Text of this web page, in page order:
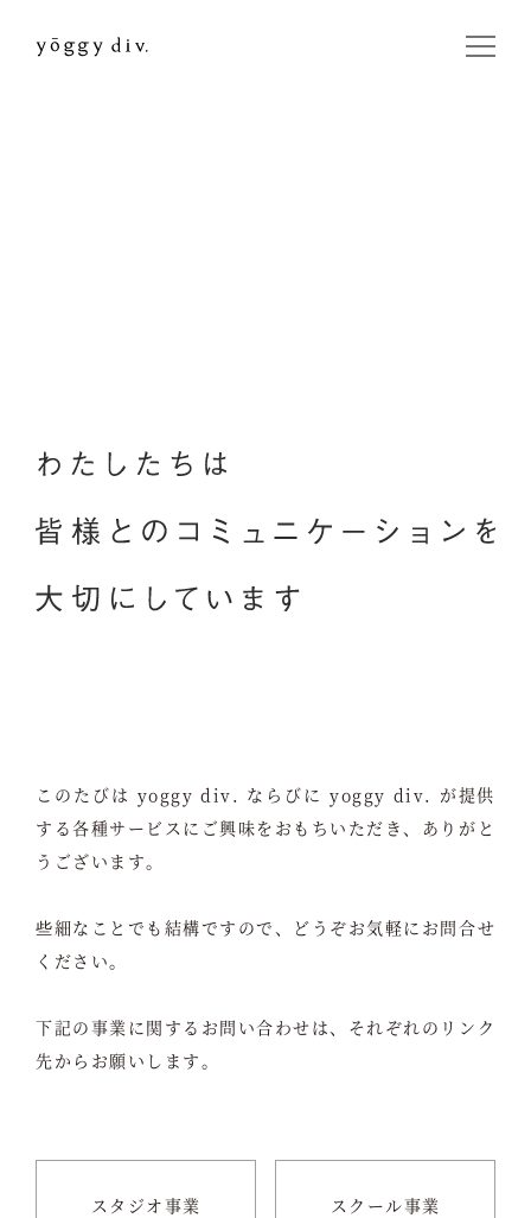
このたびは yoggy div. ならびに yoggy div. が提供
する各種サービスにご興味をおもちいただき、ありがと
うございます。
些細なことでも結構ですので、どうぞお気軽にお問合せ
ください。
下記の事業に関するお問い合わせは、それぞれのリンク
先からお願いします。
スタジオ事業 スクール事業